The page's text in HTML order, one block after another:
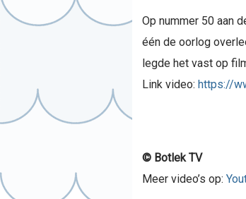
Op nummer 50 aan
één de oorlog
legde het vast op
Link video: https://
© Botlek TV
Meer video’s op: